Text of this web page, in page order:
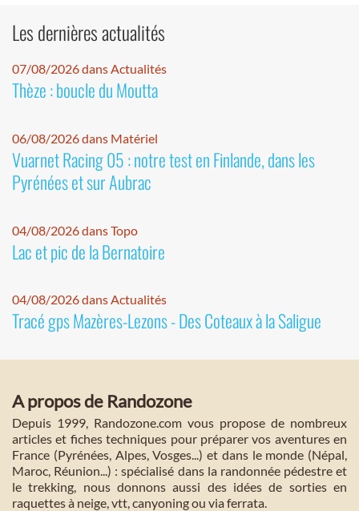
Les dernières actualités
07/08/2026 dans Actualités
Thèze : boucle du Moutta
06/08/2026 dans Matériel
Vuarnet Racing 05 : notre test en Finlande, dans les
Pyrénées et sur Aubrac
04/08/2026 dans Topo
Lac et pic de la Bernatoire
04/08/2026 dans Actualités
Tracé gps Mazères-Lezons - Des Coteaux à la Saligue
A propos de Randozone
Depuis 1999, Randozone.com vous propose de nombreux
articles et fiches techniques pour préparer vos aventures en
France (Pyrénées, Alpes, Vosges...) et dans le monde (Népal,
Maroc, Réunion...) : spécialisé dans la randonnée pédestre et
le trekking, nous donnons aussi des idées de sorties en
raquettes à neige, vtt, canyoning ou via ferrata.